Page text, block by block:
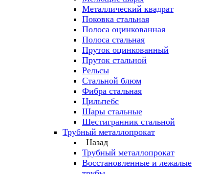
Металлический квадрат
Поковка стальная
Полоса оцинкованная
Полоса стальная
Пруток оцинкованный
Пруток стальной
Рельсы
Стальной блюм
Фибра стальная
Цильпебс
Шары стальные
Шестигранник стальной
Трубный металлопрокат
Назад
Трубный металлопрокат
Восстановленные и лежалые